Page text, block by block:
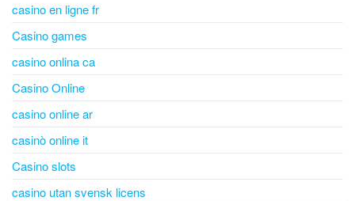
casino en ligne fr
Casino games
casino onlina ca
Casino Online
casino online ar
casinò online it
Casino slots
casino utan svensk licens